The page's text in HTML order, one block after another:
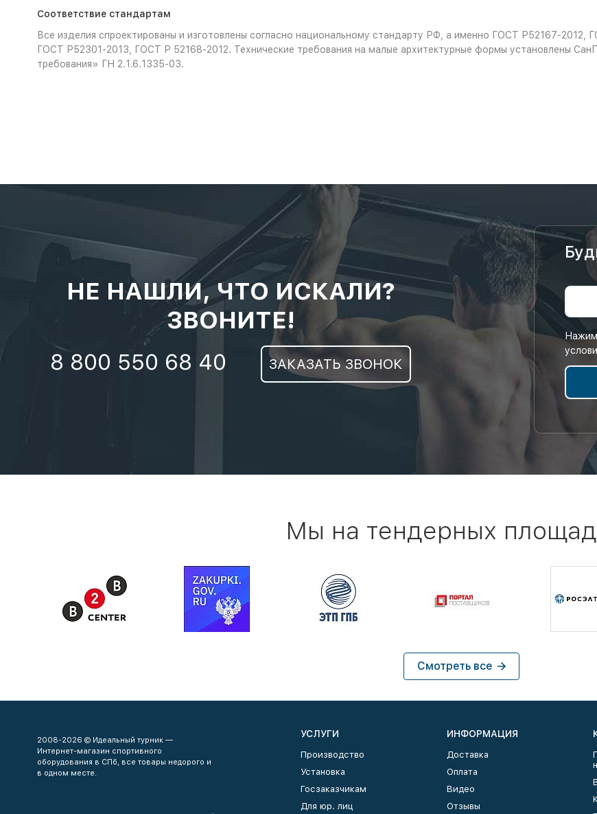
Соответствие стандартам
Все изделия спроектированы и изготовлены согласно национальному стандарту РФ, а именно ГОСТ Р52167-
ГОСТ Р52301-2013, ГОСТ Р 52168-2012. Технические требования на малые архитектурные формы установлены
требования» ГН 2.1.6.1335-03.
НЕ НАШЛИ, ЧТО ИСКАЛИ?
ЗВОНИТЕ!
8 800 550 68 40 ЗАКАЗАТЬ ЗВОНОК
Мы на тендерных
Смотреть все
2008-2026 © Идеальный турник —
Интернет-магазин спортивного
оборудования в СПб, все товары недорого и
в одном месте.
УСЛУГИ
Производство
Установка
Госзаказчикам
Для юр. лиц
ИНФОРМАЦИЯ
Доставка
Оплата
Видео
Отзывы